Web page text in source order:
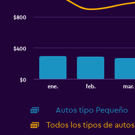
displaying
categories.
ene. feb. mar.
$0
$400
$800
Autos tipo Pequeño
Todos los tipos de autos